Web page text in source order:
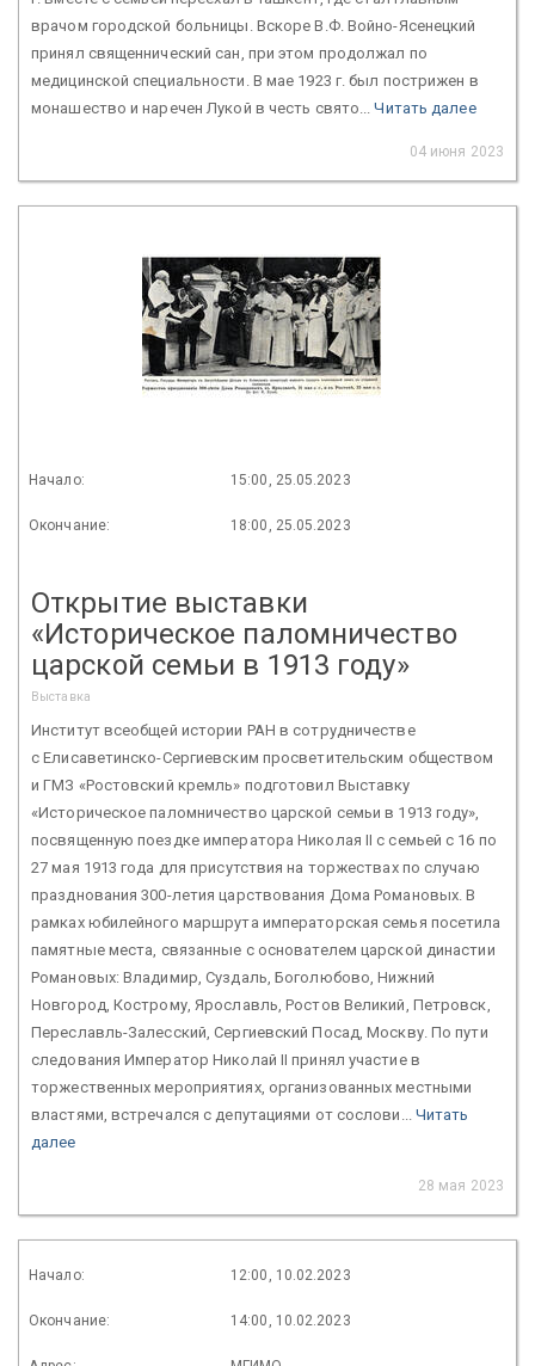
врачом городской больницы. Вскоре В.Ф. Войно-Ясенецкий
принял священнический сан, при этом продолжал по
медицинской специальности. В мае 1923 г. был пострижен в
монашество и наречен Лукой в честь свято...Читать далее
04 июня 2023
Начало: 15:00, 25.05.2023
Окончание: 18:00, 25.05.2023
Открытие выставки
«Историческое паломничество
царской семьи в 1913 году»
Выставка
Институт всеобщей истории РАН в сотрудничестве
с Елисаветинско-Сергиевским просветительским обществом
и ГМЗ «Ростовский кремль» подготовил Выставку
«Историческое паломничество царской семьи в 1913 году»,
посвященную поездке императора Николая II с семьей с 16 по
27 мая 1913 года для присутствия на торжествах по случаю
празднования 300-летия царствования Дома Романовых. В
рамках юбилейного маршрута императорская семья посетила
памятные места, связанные с основателем царской династии
Романовых: Владимир, Суздаль, Боголюбово, Нижний
Новгород, Кострому, Ярославль, Ростов Великий, Петровск,
Переславль-Залесский, Сергиевский Посад, Москву. По пути
следования Император Николай II принял участие в
торжественных мероприятиях, организованных местными
властями, встречался с депутациями от сослови... Читать
далее
28 мая 2023
Начало: 12:00, 10.02.2023
Окончание: 14:00, 10.02.2023